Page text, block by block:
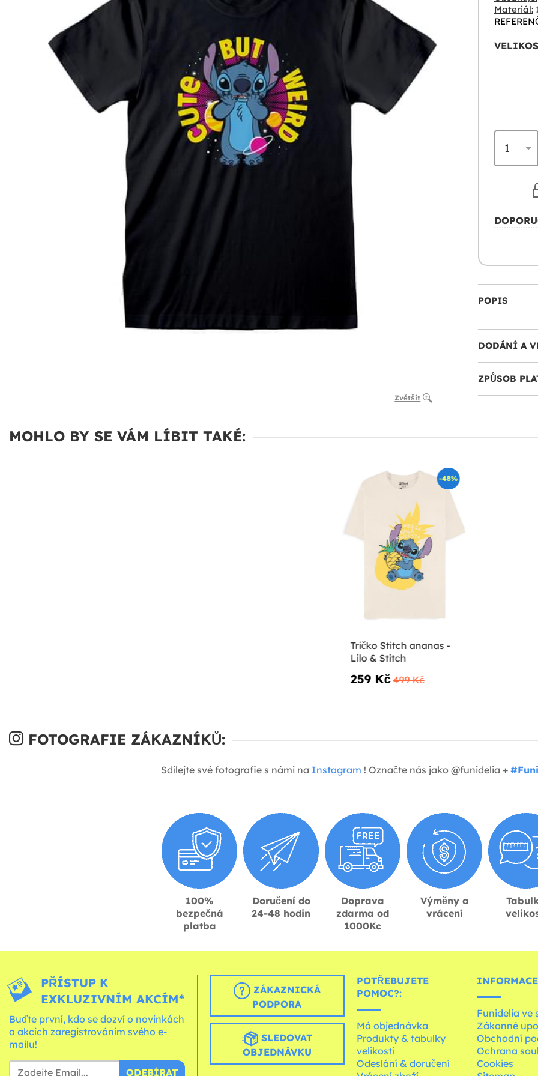
Zvětšit
Materiál:
POPIS
DODÁNÍ A
ZPŮSOB
MOHLO BY SE VÁM LÍBIT TAKÉ:
-48%
Tričko Stitch ananas -
Lilo & Stitch
259 Kč 499 Kč
FOTOGRAFIE ZÁKAZNÍKŮ:
Sdílejte své fotografie s námi na Instagram ! Označte nás jako @funidelia +
100%
bezpečná
platba
Doručení do
24-48 hodin
Doprava
zdarma od
1000Kc
Výměny a
vrácení
PŘÍSTUP K
EXKLUZIVNÍM AKCÍM*
Buďte první, kdo se dozví o novinkách
a akcích zaregistrováním svého e-
mailu!
ODEBÍRAT
ZÁKAZNICKÁ
PODPORA
SLEDOVAT
OBJEDNÁVKU
POTŘEBUJETE
POMOC?:
Má objednávka
Produkty & tabulky
velikostí
Odeslání & doručení
Funidelia ve
Zákonné
Obchodní
Ochrana
Cookies